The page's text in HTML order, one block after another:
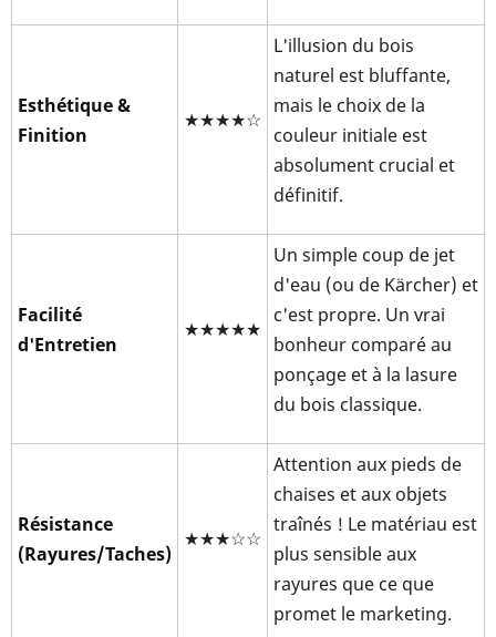
Esthétique &
Finition
★★★★☆
L'illusion du bois
naturel est bluffante,
mais le choix de la
couleur initiale est
absolument crucial et
définitif.
Facilité
d'Entretien
★★★★★
Un simple coup de jet
d'eau (ou de Kärcher) et
c'est propre. Un vrai
bonheur comparé au
ponçage et à la lasure
du bois classique.
Résistance
(Rayures/Taches)
★★★☆☆
Attention aux pieds de
chaises et aux objets
traînés ! Le matériau est
plus sensible aux
rayures que ce que
promet le marketing.